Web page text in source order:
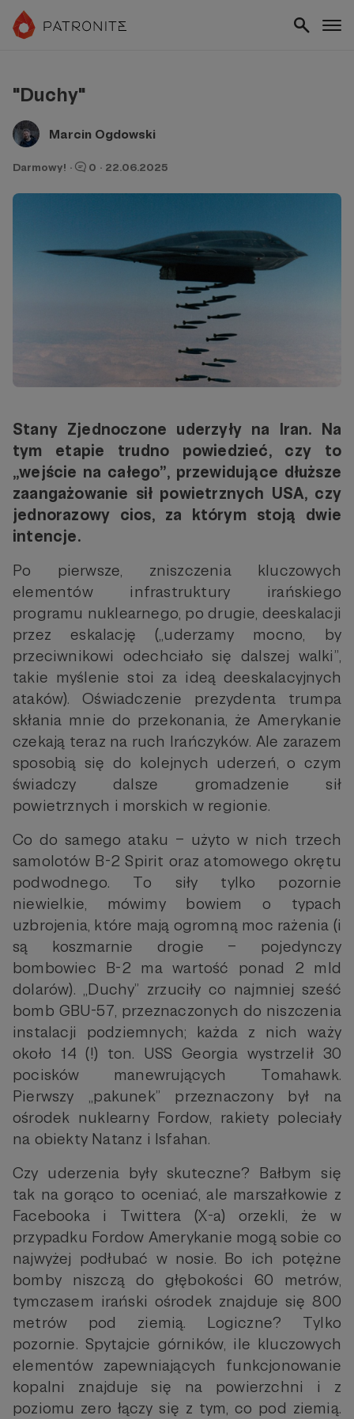
"Duchy"
Marcin Ogdowski
Darmowy! · 0 · 22.06.2025
Stany Zjednoczone uderzyły na Iran. Na
tym etapie trudno powiedzieć, czy to
„wejście na całego”, przewidujące dłuższe
zaangażowanie sił powietrznych USA, czy
jednorazowy cios, za którym stoją dwie
intencje.
Po pierwsze, zniszczenia kluczowych
elementów infrastruktury irańskiego
programu nuklearnego, po drugie, deeskalacji
przez eskalację („uderzamy mocno, by
przeciwnikowi odechciało się dalszej walki”,
takie myślenie stoi za ideą deeskalacyjnych
ataków). Oświadczenie prezydenta trumpa
skłania mnie do przekonania, że Amerykanie
czekają teraz na ruch Irańczyków. Ale zarazem
sposobią się do kolejnych uderzeń, o czym
świadczy dalsze gromadzenie sił
powietrznych i morskich w regionie.
Co do samego ataku – użyto w nich trzech
samolotów B-2 Spirit oraz atomowego okrętu
podwodnego. To siły tylko pozornie
niewielkie, mówimy bowiem o typach
uzbrojenia, które mają ogromną moc rażenia (i
są koszmarnie drogie – pojedynczy
bombowiec B-2 ma wartość ponad 2 mld
dolarów). „Duchy” zrzuciły co najmniej sześć
bomb GBU-57, przeznaczonych do niszczenia
instalacji podziemnych; każda z nich waży
około 14 (!) ton. USS Georgia wystrzelił 30
pocisków manewrujących Tomahawk.
Pierwszy „pakunek” przeznaczony był na
ośrodek nuklearny Fordow, rakiety poleciały
na obiekty Natanz i Isfahan.
Czy uderzenia były skuteczne? Bałbym się
tak na gorąco to oceniać, ale marszałkowie z
Facebooka i Twittera (X-a) orzekli, że w
przypadku Fordow Amerykanie mogą sobie co
najwyżej podłubać w nosie. Bo ich potężne
bomby niszczą do głębokości 60 metrów,
tymczasem irański ośrodek znajduje się 800
metrów pod ziemią. Logiczne? Tylko
pozornie. Spytajcie górników, ile kluczowych
elementów zapewniających funkcjonowanie
kopalni znajduje się na powierzchni i z
poziomu zero łączy się z tym, co pod ziemią.